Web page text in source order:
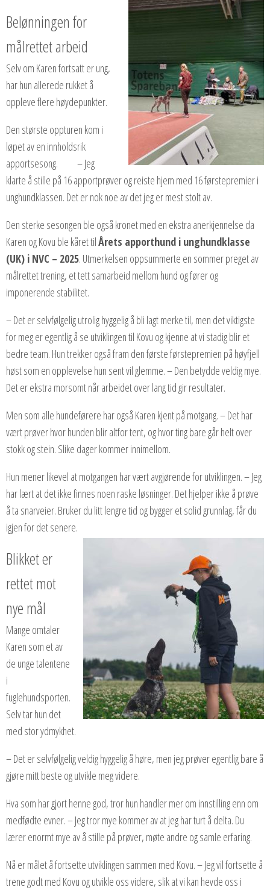
Belønningen for
målrettet arbeid
Selv om Karen fortsatt er ung,
har hun allerede rukket å
oppleve flere høydepunkter.
Den største oppturen kom i
løpet av en innholdsrik
apportsesong. – Jeg
klarte å stille på 16 apportprøver og reiste hjem med 16 førstepremier i
unghundklassen. Det er nok noe av det jeg er mest stolt av.
Den sterke sesongen ble også kronet med en ekstra anerkjennelse da
Karen og Kovu ble kåret tilÅrets apporthund i unghundklasse
(UK) i NVC – 2025. Utmerkelsen oppsummerte en sommer preget av
målrettet trening, et tett samarbeid mellom hund og fører og
imponerende stabilitet.
– Det er selvfølgelig utrolig hyggelig å bli lagt merke til, men det viktigste
for meg er egentlig å se utviklingen til Kovu og kjenne at vi stadig blir et
bedre team. Hun trekker også fram den første førstepremien på høyfjell
høst som en opplevelse hun sent vil glemme. – Den betydde veldig mye.
Det er ekstra morsomt når arbeidet over lang tid gir resultater.
Men som alle hundeførere har også Karen kjent på motgang. – Det har
vært prøver hvor hunden blir altfor tent, og hvor ting bare går helt over
stokk og stein. Slike dager kommer innimellom.
Hun mener likevel at motgangen har vært avgjørende for utviklingen. – Jeg
har lært at det ikke finnes noen raske løsninger. Det hjelper ikke å prøve
å ta snarveier. Bruker du litt lengre tid og bygger et solid grunnlag, får du
igjen for det senere.
Blikket er
rettet mot
nye mål
Mange omtaler
Karen som et av
de unge talentene
i
fuglehundsporten.
Selv tar hun det
med stor ydmykhet.
– Det er selvfølgelig veldig hyggelig å høre, men jeg prøver egentlig bare å
gjøre mitt beste og utvikle meg videre.
Hva som har gjort henne god, tror hun handler mer om innstilling enn om
medfødte evner. – Jeg tror mye kommer av at jeg har turt å delta. Du
lærer enormt mye av å stille på prøver, møte andre og samle erfaring.
Nå er målet å fortsette utviklingen sammen med Kovu. – Jeg vil fortsette å
trene godt med Kovu og utvikle oss videre, slik at vi kan hevde oss i